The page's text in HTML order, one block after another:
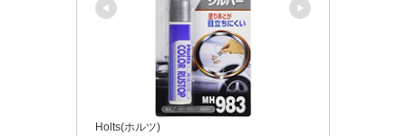
Holts(ホルツ)